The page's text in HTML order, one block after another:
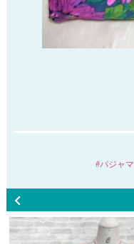
パジャマ